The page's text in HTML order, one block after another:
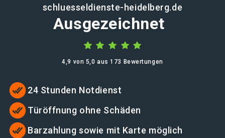
schluesseldienste-heidelberg.de
Ausgezeichnet
4,9 von 5,0 aus 173 Bewertungen
24 Stunden Notdienst
Türöffnung ohne Schäden
Barzahlung sowie mit Karte möglich